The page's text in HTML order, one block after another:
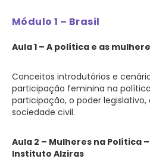
Módulo 1 – Brasil
Aula 1 – A política e as
Conceitos introdutórios e
participação feminina na
participação, o poder
sociedade civil.
Aula 2 – Mulheres na Política
Instituto Alziras